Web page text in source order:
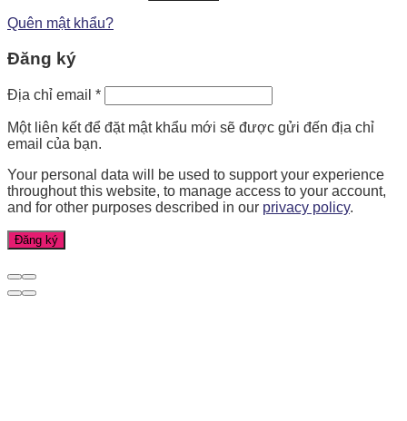
Quên mật khẩu?
Đăng ký
Địa chỉ email *
Một liên kết để đặt mật khẩu mới sẽ được gửi đến địa chỉ
email của bạn.
Your personal data will be used to support your experience
throughout this website, to manage access to your account,
and for other purposes described in our privacy policy.
Đăng ký